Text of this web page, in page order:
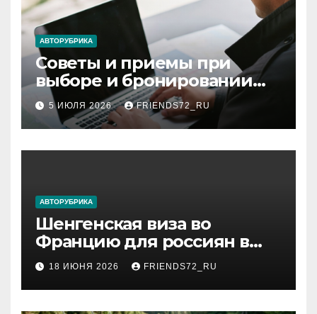
АВТОРУБРИКА
Советы и приемы при
выборе и бронировании
авиабилетов
5 ИЮЛЯ 2026 FRIENDS72_RU
АВТОРУБРИКА
Шенгенская виза во
Францию для россиян в
2026 году: сроки от 3 дней
и список необходимых
документов
18 ИЮНЯ 2026 FRIENDS72_RU